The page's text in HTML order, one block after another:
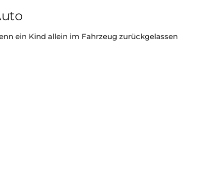
ein Kind allein im Fahrzeug zurückgelassen